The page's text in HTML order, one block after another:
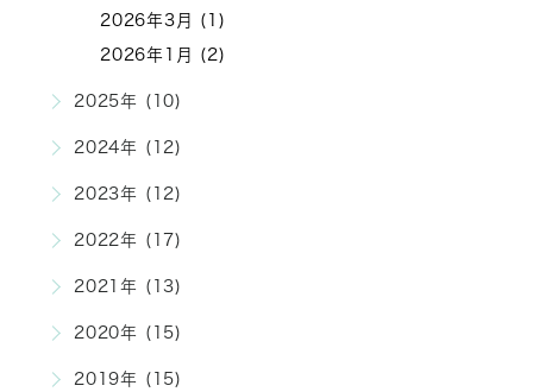
2026年3月 (1)
2026年1月 (2)
2025年 (10)
2024年 (12)
2023年 (12)
2022年 (17)
2021年 (13)
2020年 (15)
2019年 (15)